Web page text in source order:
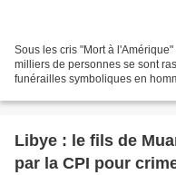
Sous les cris "Mort à
milliers de personnes se sont
funérailles symboliques en
Libye : le fils de
par la CPI pour